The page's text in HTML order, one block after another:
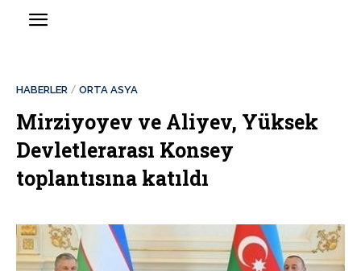
HABERLER ORTA ASYA
Mirziyoyev ve Aliyev, Yüksek
Devletlerarası Konsey
toplantısına katıldı